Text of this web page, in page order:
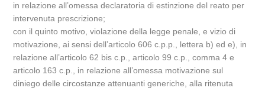
in relazione all’omessa declaratoria di estinzione del reato per
intervenuta prescrizione;
con il quinto motivo, violazione della legge penale, e vizio di
motivazione, ai sensi dell’articolo 606 c.p.p., lettera b) ed e), in
relazione all’articolo 62 bis c.p., articolo 99 c.p., comma 4 e
articolo 163 c.p., in relazione all’omessa motivazione sul
diniego delle circostanze attenuanti generiche, alla ritenuta